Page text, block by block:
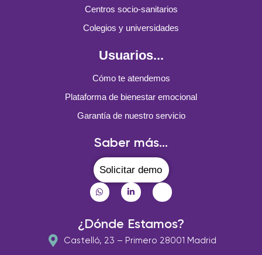
Centros socio-sanitarios
Colegios y universidades
Usuarios...
Cómo te atendemos
Plataforma de bienestar emocional
Garantía de nuestro servicio
Saber más...
Solicitar demo
¿Dónde Estamos?
Castelló, 23 – Primero 28001 Madrid